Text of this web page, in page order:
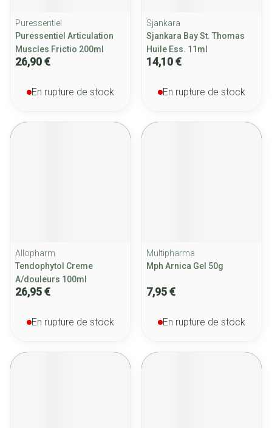
Puressentiel
Puressentiel Articulation
Muscles Frictio 200ml
26,90 €
En rupture de stock
Sjankara
Sjankara Bay St. Thomas
Huile Ess. 11ml
14,10 €
En rupture de stock
Allopharm
Tendophytol Creme
A/douleurs 100ml
26,95 €
En rupture de stock
Multipharma
Mph Arnica Gel 50g
7,95 €
En rupture de stock